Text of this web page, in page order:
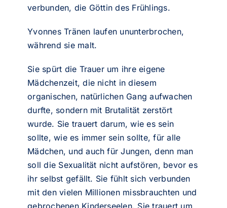
verbunden, die Göttin des Frühlings.
Yvonnes Tränen laufen ununterbrochen,
während sie malt.
Sie spürt die Trauer um ihre eigene
Mädchenzeit, die nicht in diesem
organischen, natürlichen Gang aufwachen
durfte, sondern mit Brutalität zerstört
wurde. Sie trauert darum, wie es sein
sollte, wie es immer sein sollte, für alle
Mädchen, und auch für Jungen, denn man
soll die Sexualität nicht aufstören, bevor es
ihr selbst gefällt. Sie fühlt sich verbunden
mit den vielen Millionen missbrauchten und